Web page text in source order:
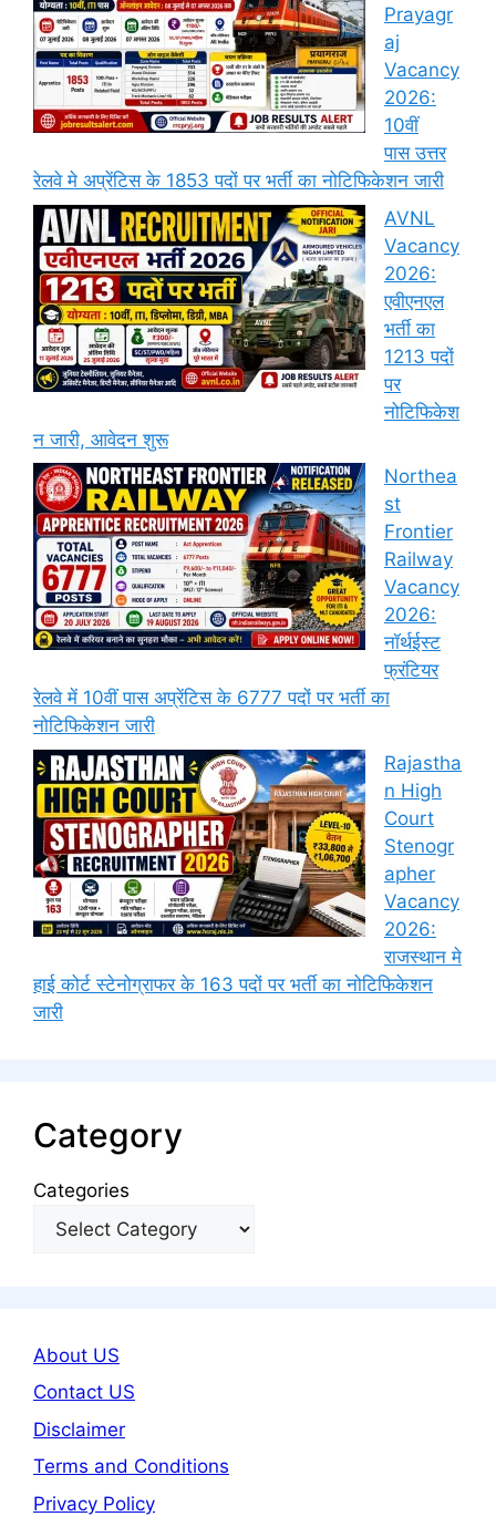
Prayagr
aj
Vacancy
2026:
10वीं
पास उत्तर
रेलवे मे अप्रेंटिस के 1853 पदों पर भर्ती का नोटिफिकेशन जारी
AVNL
Vacancy
2026:
एवीएनएल
भर्ती का
1213 पदों
पर
नोटिफिकेश
न जारी, आवेदन शुरू
Northea
st
Frontier
Railway
Vacancy
2026:
नॉर्थईस्ट
फ्रंटियर
रेलवे में 10वीं पास अप्रेंटिस के 6777 पदों पर भर्ती का
नोटिफिकेशन जारी
Rajastha
n High
Court
Stenogr
apher
Vacancy
2026:
राजस्थान मे
हाई कोर्ट स्टेनोग्राफर के 163 पदों पर भर्ती का नोटिफिकेशन
जारी
Category
Categories
About US
Contact US
Disclaimer
Terms and Conditions
Privacy Policy